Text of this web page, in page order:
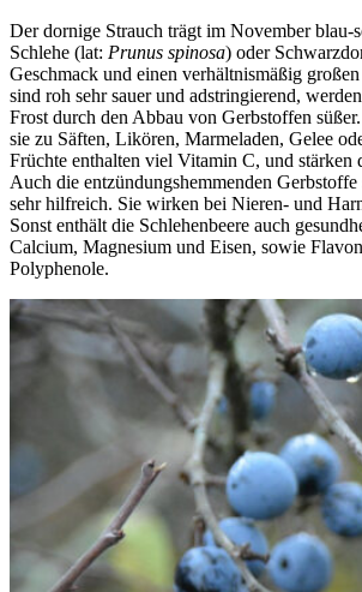
Der dornige Strauch trägt im November blau-
Schlehe (lat: Prunus spinosa) oder
Geschmack und einen verhältnismäßig
sind roh sehr sauer und adstringierend,
Frost durch den Abbau von Gerbstoffen
sie zu Säften, Likören, Marmeladen, Gelee
Früchte enthalten viel Vitamin C, und stärken
Auch die entzündungshemmenden
sehr hilfreich. Sie wirken bei Nieren- und
Sonst enthält die Schlehenbeere auch
Calcium, Magnesium und Eisen, sowie
Polyphenole.